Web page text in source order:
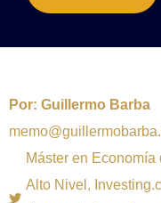
Por: Guillermo Barba
Máster en
Alto Nivel,